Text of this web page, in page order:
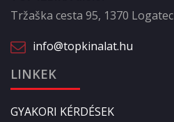
Tržaška cesta 95, 1370 Logatec
info@topkinalat.hu
LINKEK
GYAKORI KÉRDÉSEK